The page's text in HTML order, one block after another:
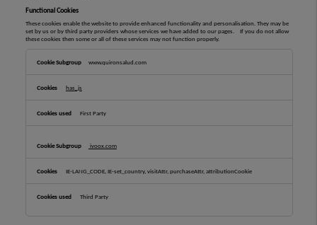
Functional Cookies
These cookies enable the website to provide enhanced functionality and personalisation. They may be
set by us or by third party providers whose services we have added to our pages. If you do not allow
these cookies then some or all of these services may not function properly.
Cookies
www.quironsalud.com
has_js
First Party
ivoox.com
IE-LANG_CODE, IE-set_country, visitAttr, purchaseAttr, attributionCookie
Third Party